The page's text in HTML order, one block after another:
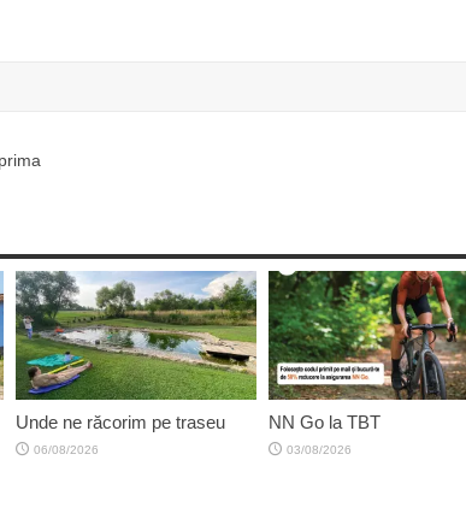
Unde ne răcorim pe traseu
06/08/2026
NN Go la TBT
03/08/2026